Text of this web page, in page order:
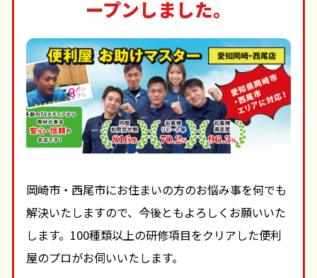
ープンしました。
岡崎市・西尾市にお住まいの方のお悩み事を何でも
解決いたしますので、今後ともよろしくお願いいた
します。100種類以上の研修項目をクリアした便利
屋のプロがお伺いいたします。